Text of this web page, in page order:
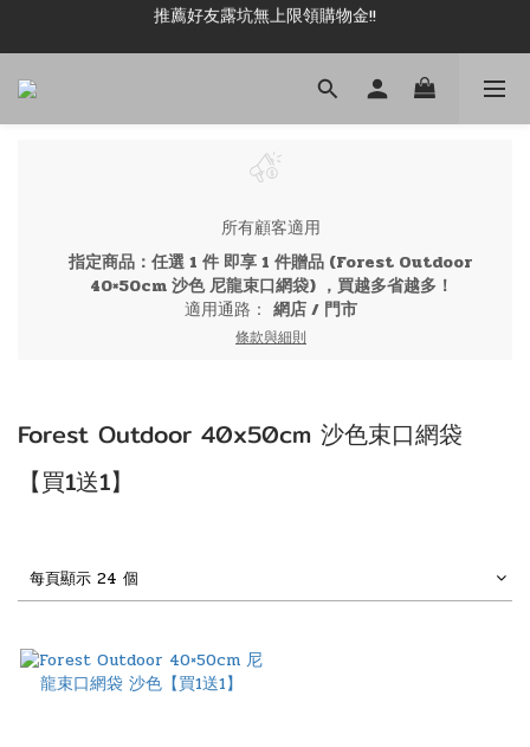
新加入會員即可現領 50元購物金!!
推薦好友露坑無上限領購物金!!
新加入會員即可現領 50元購物金!!
所有顧客適用
指定商品：任選 1 件 即享 1 件贈品 (Forest Outdoor
40×50cm 沙色 尼龍束口網袋) ，買越多省越多！
適用通路： 網店/ 門市
條款與細則
Forest Outdoor 40x50cm 沙色束口網袋
【買1送1】
每頁顯示 24 個